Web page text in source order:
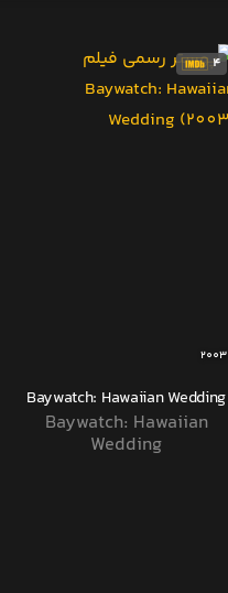
4
2003
Baywatch: Hawaiian Wedding
Baywatch: Hawaiian
Wedding